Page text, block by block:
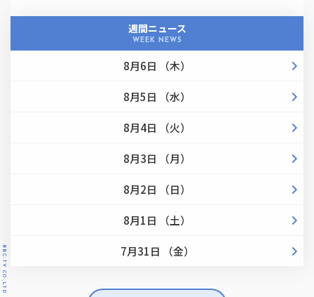
週間ニュース
WEEK NEWS
8月6日 （木）
8月5日 （水）
8月4日 （火）
8月3日 （月）
8月2日 （日）
8月1日 （土）
7月31日 （金）
BBC-TV CO.,LTD